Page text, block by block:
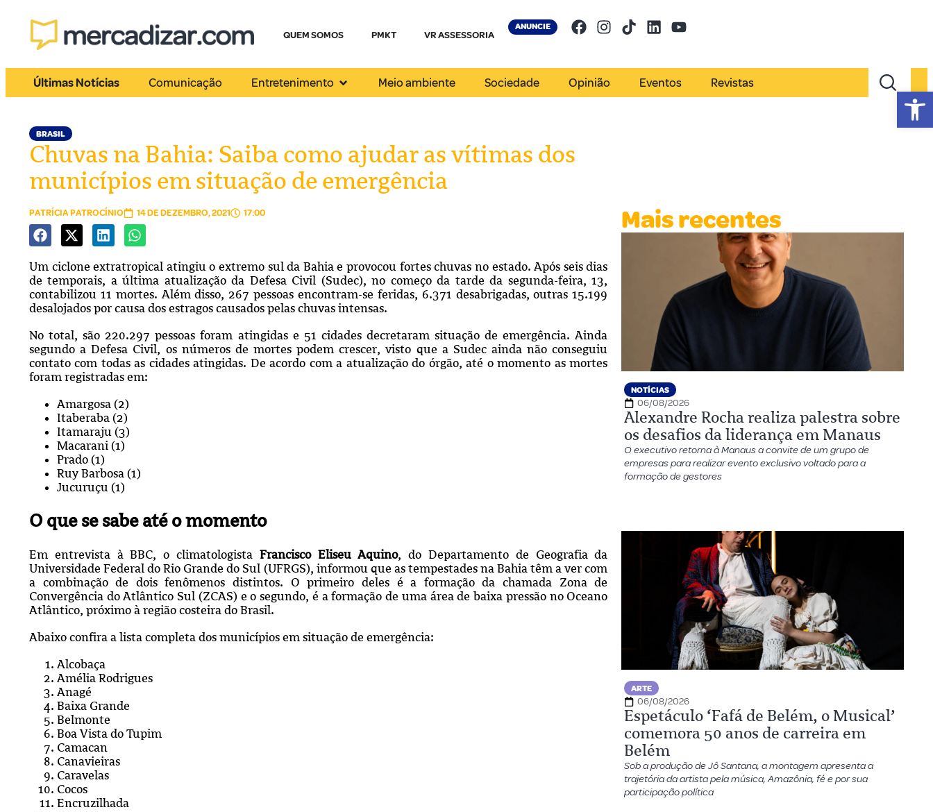
QUEM SOMOS PMKT VR ASSESSORIA
ANUNCIE
Últimas Notícias Comunicação Entretenimento Meio ambiente Sociedade Opinião Eventos Revistas
BRASIL
Chuvas na Bahia: Saiba como ajudar as vítimas dos
municípios em situação de emergência
PATRÍCIA PATROCÍNIO 14 DE DEZEMBRO, 2021 17:00
Um ciclone extratropical atingiu o extremo sul da Bahia e provocou fortes chuvas no estado. Após seis dias
de temporais, a última atualização da Defesa Civil (Sudec), no começo da tarde da segunda-feira, 13,
contabilizou 11 mortes. Além disso, 267 pessoas encontram-se feridas, 6.371 desabrigadas, outras 15.199
desalojados por causa dos estragos causados pelas chuvas intensas.
No total, são 220.297 pessoas foram atingidas e 51 cidades decretaram situação de emergência.Ainda
segundo a Defesa Civil, os números de mortes podem crescer, visto que a Sudec ainda não conseguiu
contato com todas as cidades atingidas. De acordo com a atualização do órgão, até o momento as mortes
foram registradas em:
Amargosa (2)
Itaberaba (2)
Itamaraju (3)
Macarani (1)
Prado (1)
Ruy Barbosa (1)
Jucuruçu (1)
O que se sabe até o momento
Em entrevista à BBC, o climatologista Francisco Eliseu Aquino, do Departamento de Geografia da
Universidade Federal do Rio Grande do Sul (UFRGS), informou que as tempestades na Bahia têm a ver com
a combinação de dois fenômenos distintos. O primeiro deles é a formação da chamada Zona de
Convergência do Atlântico Sul (ZCAS) e o segundo, é a formação de uma área de baixa pressão no Oceano
Atlântico, próximo à região costeira do Brasil.
Abaixo confira a lista completa dos municípios em situação de emergência:
Alcobaça
Amélia Rodrigues
Anagé
Baixa Grande
Belmonte
Boa Vista do Tupim
Camacan
Canavieiras
Caravelas
Cocos
Encruzilhada
Mais recentes
NOTÍCIAS
06/08/2026
Alexandre Rocha realiza palestra sobre
os desafios da liderança em Manaus
O executivo retorna à Manaus a convite de um grupo de
empresas para realizar evento exclusivo voltado para a
formação de gestores
ARTE
06/08/2026
Espetáculo ‘Fafá de Belém, o Musical’
comemora 50 anos de carreira em
Belém
Sob a produção de Jô Santana, a montagem apresenta a
trajetória da artista pela música, Amazônia, fé e por sua
participação política